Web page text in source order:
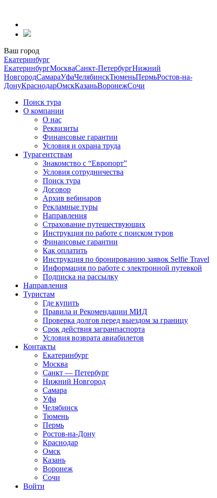
содержанию
Ваш город
Екатеринбург
ЕкатеринбургМоскваСанкт-ПетербургНижний
НовгородСамараУфаЧелябинскТюменьПермьРостов-на-
ДонуКраснодарОмскКазаньВоронежСочи
Поиск тура
О компании
О нас
Реквизиты
Финансовые гарантии
Условия и охрана труда
Турагентствам
Знакомство с “Европорт”
Условия сотрудничества
Поиск тура
Договор
Архив вебинаров
Рекламные туры
Направления
Страхование путешествующих
Инструкция по работе с поиском туров
Финансовые гарантии
Как оплатить
Инструкция по бронированию заявок Selfie Travel
Информация по работе с электронной путевкой
Подписка на рассылку
Направления
Туристам
Где купить
Правила и Рекомендации МИД
Проверка долгов перед выездом за границу
Срок действия загранпаспорта
Условия возврата авиабилетов
Контакты
Екатеринбург
Москва
Санкт — Петербург
Нижний Новгород
Самара
Уфа
Челябинск
Тюмень
Пермь
Ростов-на-Дону
Краснодар
Омск
Казань
Воронеж
Сочи
Войти